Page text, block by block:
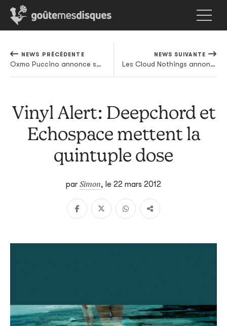
NEWS PRÉCÉDENTE
Oxmo Puccino annonce son nouvel album et part en tournée
NEWS SUIVANTE
Les Cloud Nothings annoncent une tournée européenne (et nous on se sent plus)
Vinyl Alert: Deepchord et
Echospace mettent la
quintuple dose
par Simon, le 22 mars 2012